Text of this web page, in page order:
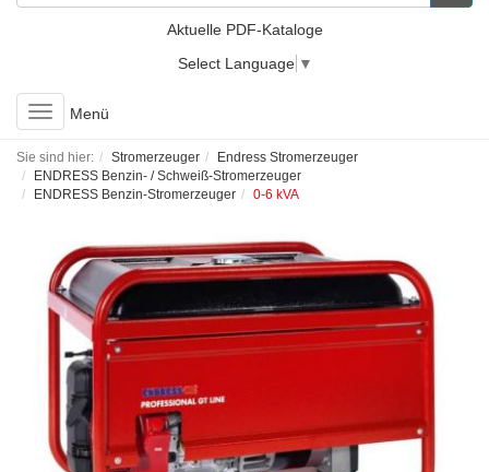
Aktuelle PDF-Kataloge
Select Language ▼
Toggle
navigation
Menü
Sie sind hier: Stromerzeuger
Endress Stromerzeuger
ENDRESS Benzin- / Schweiß-Stromerzeuger
ENDRESS Benzin-Stromerzeuger
0-6 kVA